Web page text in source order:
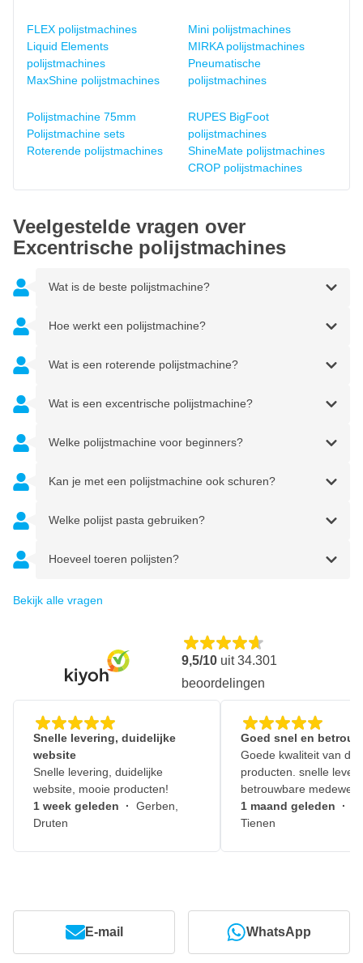
FLEX polijstmachines
Liquid Elements
polijstmachines
MaxShine polijstmachines
Mini polijstmachines
MIRKA polijstmachines
Pneumatische
polijstmachines
Polijstmachine 75mm
Polijstmachine sets
Roterende polijstmachines
RUPES BigFoot
polijstmachines
ShineMate polijstmachines
CROP polijstmachines
Veelgestelde vragen over
Excentrische polijstmachines
Wat is de beste polijstmachine?
Hoe werkt een polijstmachine?
Wat is een roterende polijstmachine?
Wat is een excentrische polijstmachine?
Welke polijstmachine voor beginners?
Kan je met een polijstmachine ook schuren?
Welke polijst pasta gebruiken?
Hoeveel toeren polijsten?
Bekijk alle vragen
9,5/10 uit34.301
beoordelingen
Snelle levering, duidelijke
website
Snelle levering, duidelijke
website, mooie producten!
1 week geleden · Gerben,
Druten
Goed snel en
Goede kwaliteit van de
producten. snelle
betrouwbare
1 maand geleden ·
Tienen
E-mail WhatsApp